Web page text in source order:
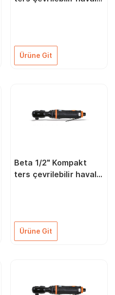
Ürüne Git
Beta 1/2" Kompakt
ters çevrilebilir havalı
Ürüne Git